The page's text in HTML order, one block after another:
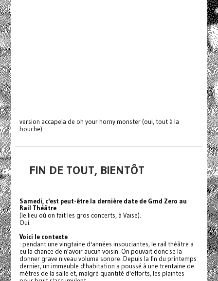
version accapela de oh your horny monster (oui, tout à la
bouche) :
FIN DE TOUT, BIENTÔT
Samedi, c'est peut-être la dernière date de Grnd Zero au
Rail Théâtre
(le lieu où on fait les gros concerts, à Vaise).
Oui.
Voici le contexte
: pendant une vingtaine d'années insouciantes, le rail théâtre a
eu la chance de n'avoir aucun voisin. On pouvait donc se la
donner grave niveau volume sonore. Depuis la fin du printemps
dernier, un immeuble d'habitation a poussé à une trentaine de
mètres de la salle et, malgré quantité d'efforts, les plaintes